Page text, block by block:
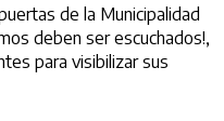
de la Municipalidad
deben ser escuchados!,
para visibilizar sus